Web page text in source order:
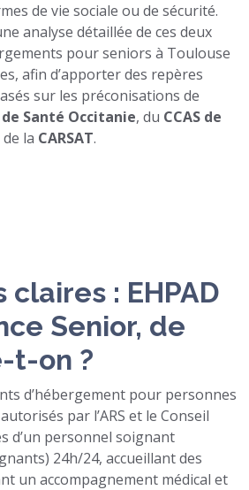
de vie sociale ou de sécurité.
analyse détaillée de ces deux
pour seniors à Toulouse
afin d’apporter des repères
sur les préconisations de
Santé Occitanie, du CCAS de
la CARSAT.
claires : EHPAD
Senior, de
t-on ?
d’hébergement pour personnes
par l’ARS et le Conseil
d’un personnel soignant
24h/24, accueillant des
un accompagnement médical et